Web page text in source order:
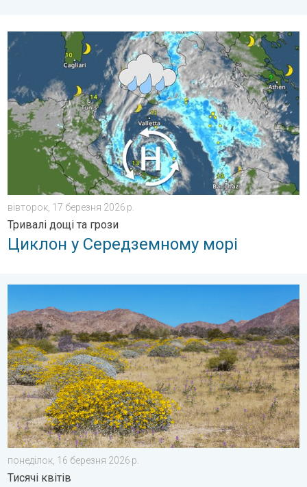
Циклон у Середземному морі. Тривалі дощі та грози. . .
вівторок, 17 березня 2026 р.
Тривалі дощі та грози
Циклон у Середземному морі
Долина Смерті розквітає після дощів. Тисячі квітів. . .
понеділок, 16 березня 2026 р.
Тисячі квітів